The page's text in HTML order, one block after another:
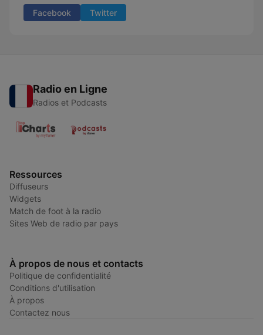
Facebook Twitter
Radio en Ligne
Radios et Podcasts
Ressources
Diffuseurs
Widgets
Match de foot à la radio
Sites Web de radio par pays
À propos de nous et contacts
Politique de confidentialité
Conditions d'utilisation
À propos
Contactez nous